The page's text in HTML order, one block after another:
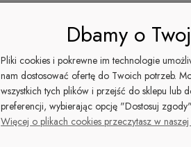
Dbamy o
Pliki cookies i pokrewne im technologie
nam dostosować ofertę do Twoich potrzeb.
wszystkich tych plików i przejść do sklepu lub
preferencji, wybierając opcję "Dostosuj
Więcej o plikach cookies przeczytasz w